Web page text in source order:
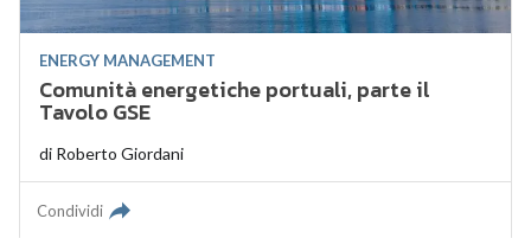
ENERGY MANAGEMENT
Comunità energetiche portuali, parte il
Tavolo GSE
di Roberto Giordani
Condividi